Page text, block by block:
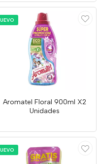
Aromatel Floral 900ml X2
Unidades